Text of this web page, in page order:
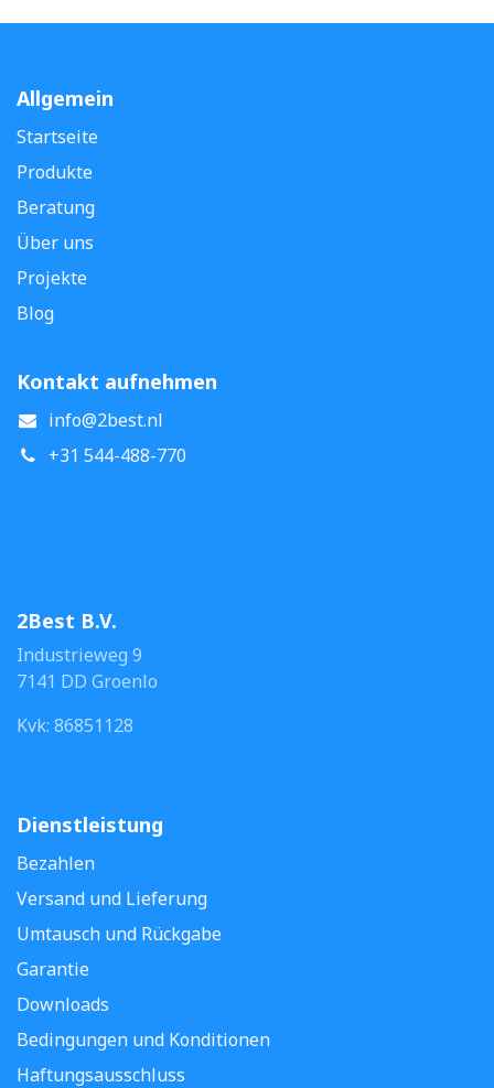
Allgemein
Startseite
Produkte
Beratung
Über uns
Projekte
Blog
Kontakt aufnehmen
info@2best.nl
+31 544-488-770
2Best B.V.
Industrieweg 9
7141 DD Groenlo
Kvk: 86851128
Dienstleistung
Bezahlen
Versand und Lieferung
Umtausch und Rückgabe
Garantie
Downloads
Bedingungen und Konditionen
Haftungsausschluss